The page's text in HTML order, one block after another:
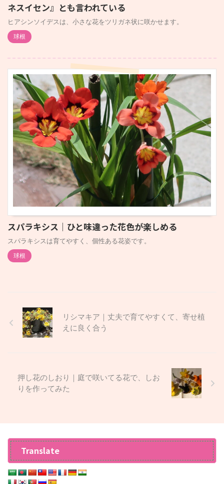
ネスイセン』とも言われている
ヒアシンソイデスは、小さな花をツリガネ状に咲かせます。
球根
スパラキシス｜ひと味違った花色が楽しめる
スパラキシスは育てやすく、個性ある花姿です。
球根
リシマキア｜丈夫で育てやすくて、寄せ植
えに良く合う
押し花のしおり｜庭で咲いてる花で、しお
りを作ってみた
Translate